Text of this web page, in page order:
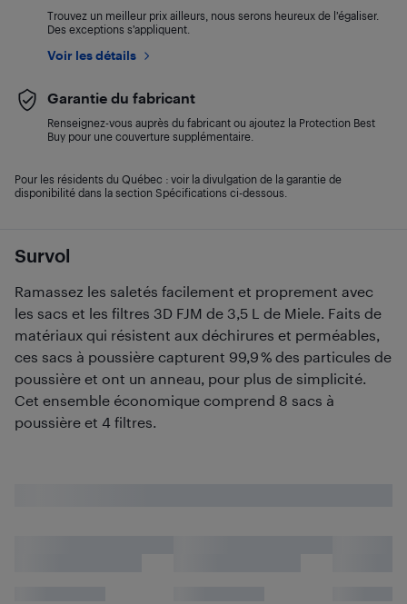
Survol
Ramassez les saletés facilement et proprement avec
les sacs et les filtres 3D FJM de 3,5 L de Miele. Faits de
matériaux qui résistent aux déchirures et perméables,
ces sacs à poussière capturent 99,9 % des particules de
poussière et ont un anneau, pour plus de simplicité.
Cet ensemble économique comprend 8 sacs à
poussière et 4 filtres.
Trouvez un meilleur prix ailleurs, nous serons heureux de l’égaliser.
Des exceptions s’appliquent.
Voir les détails
Garantie du fabricant
Renseignez-vous auprès du fabricant ou ajoutez la Protection Best
Buy pour une couverture supplémentaire.
Pour les résidents du Québec : voir la divulgation de la garantie de
disponibilité dans la section Spécifications ci-dessous.